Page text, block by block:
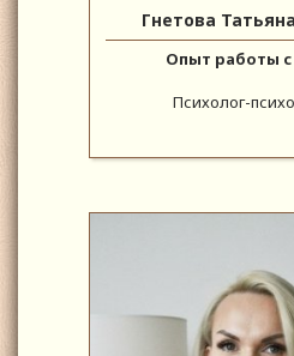
Гнетова
Опыт работы с
Психолог-